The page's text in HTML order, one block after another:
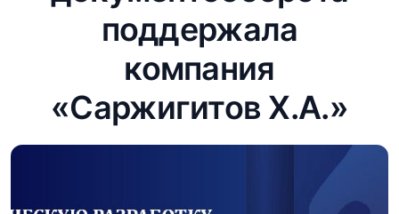
поддержала
компания
«Саржигитов Х.А.»